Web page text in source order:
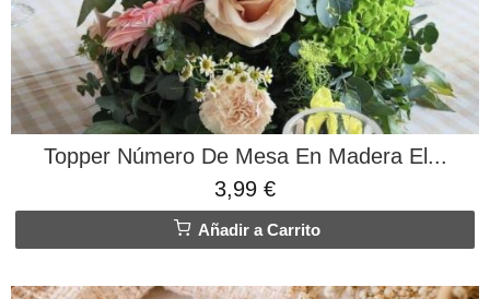
Topper Número De Mesa En Madera El...
3,99 €
Añadir a Carrito